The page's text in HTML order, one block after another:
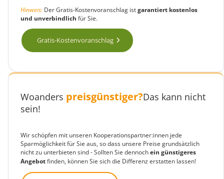
Hinweis:Der Gratis-Kostenvoranschlag istgarantiert kostenlos
und unverbindlich für Sie.
Gratis-Kostenvoranschlag
Woanders preisgünstiger?Das kann nicht
sein!
Wir schöpfen mit unseren Kooperationspartner:innen jede
Sparmöglichkeit für Sie aus, so dass unsere Preise grundsätzlich
nicht zu unterbieten sind - Sollten Sie dennochein günstigeres
Angebotfinden, können Sie sich die Differenz erstatten lassen!